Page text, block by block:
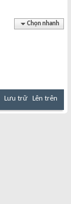
Chọn nhanh
Lưu trữ Lên trên